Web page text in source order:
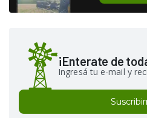
¡Enterate de
Ingresá tu e-mail y